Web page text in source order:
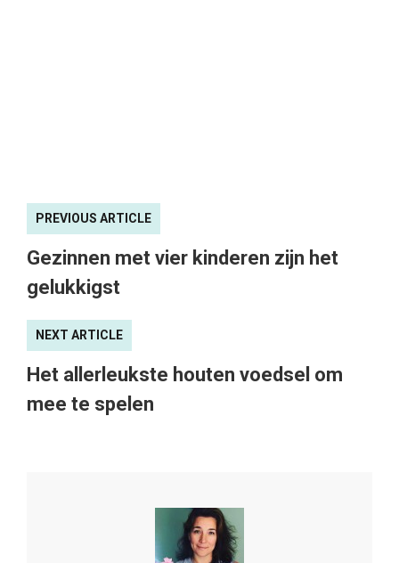
PREVIOUS ARTICLE
Gezinnen met vier kinderen zijn het
gelukkigst
NEXT ARTICLE
Het allerleukste houten voedsel om
mee te spelen